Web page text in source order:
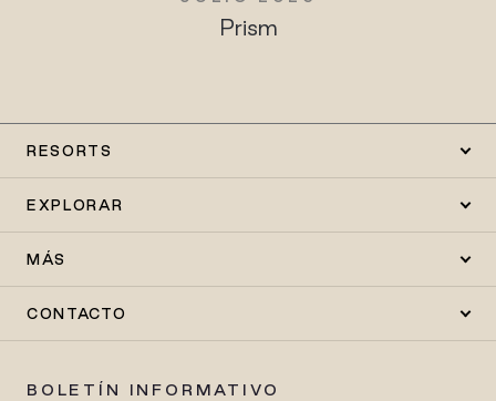
Prism
RESORTS
EXPLORAR
MÁS
CONTACTO
BOLETÍN INFORMATIVO